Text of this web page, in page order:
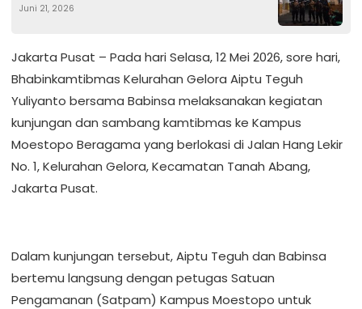
Kamtibmas
Juni 21, 2026
Jakarta Pusat – Pada hari Selasa, 12 Mei 2026, sore hari,
Bhabinkamtibmas Kelurahan Gelora Aiptu Teguh
Yuliyanto bersama Babinsa melaksanakan kegiatan
kunjungan dan sambang kamtibmas ke Kampus
Moestopo Beragama yang berlokasi di Jalan Hang Lekir
No. 1, Kelurahan Gelora, Kecamatan Tanah Abang,
Jakarta Pusat.
Dalam kunjungan tersebut, Aiptu Teguh dan Babinsa
bertemu langsung dengan petugas Satuan
Pengamanan (Satpam) Kampus Moestopo untuk